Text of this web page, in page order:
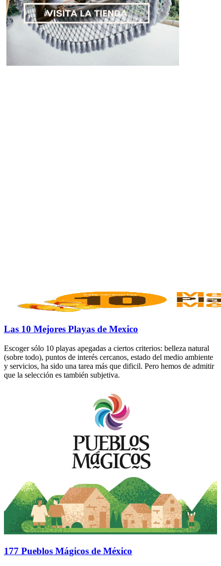
Las 10 Mejores Playas de Mexico
Escoger sólo 10 playas apegadas a ciertos criterios: belleza natural
(sobre todo), puntos de interés cercanos, estado del medio ambiente
y servicios, ha sido una tarea más que dificil. Pero hemos de admitir
que la selección es también subjetiva.
177 Pueblos Mágicos de México